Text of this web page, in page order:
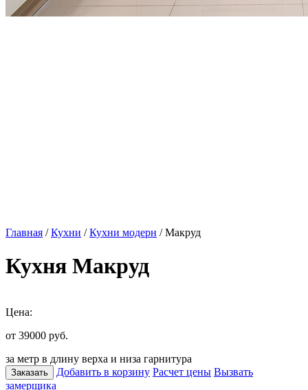
Главная /Кухни /Кухни модерн / Макруд
Кухня Макруд
Цена:
от 39000 руб.
за метр в длину верха и низа гарнитура
Заказать Добавить в корзину Расчет цены Вызвать
замерщика